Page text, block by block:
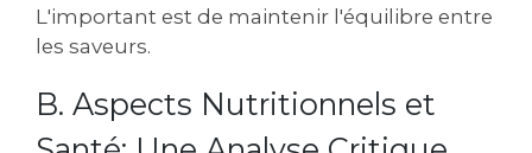
L'important est de maintenir l'équilibre entre
les saveurs.
B. Aspects Nutritionnels et